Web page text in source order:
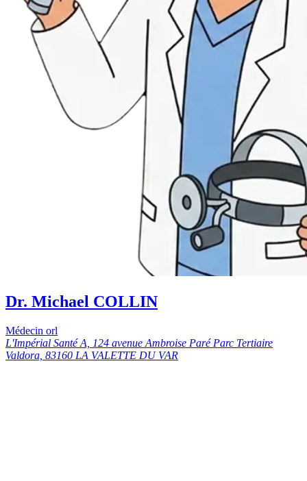
Dr. Michael COLLIN
Médecin orl
L'Impérial Santé A, 124 avenue Ambroise Paré Parc Tertiaire
Valdora, 83160 LA VALETTE DU VAR